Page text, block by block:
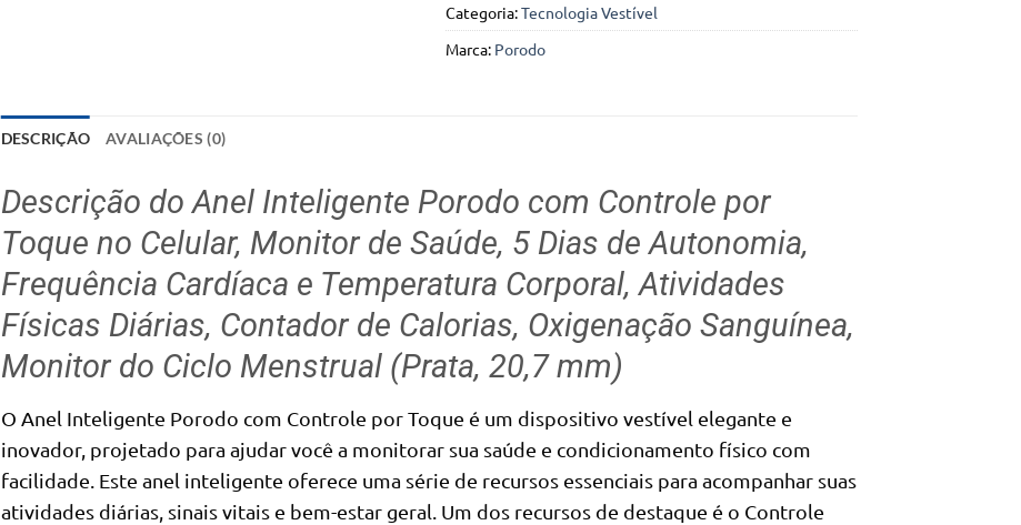
Categoria:Tecnologia Vestível
Marca: Porodo
DESCRIÇÃO AVALIAÇÕES (0)
Descrição do Anel Inteligente Porodo com Controle por
Toque no Celular, Monitor de Saúde, 5 Dias de Autonomia,
Frequência Cardíaca e Temperatura Corporal, Atividades
Físicas Diárias, Contador de Calorias, Oxigenação Sanguínea,
Monitor do Ciclo Menstrual (Prata, 20,7 mm)
O Anel Inteligente Porodo com Controle por Toque é um dispositivo vestível elegante e
inovador, projetado para ajudar você a monitorar sua saúde e condicionamento físico com
facilidade. Este anel inteligente oferece uma série de recursos essenciais para acompanhar suas
atividades diárias, sinais vitais e bem-estar geral. Um dos recursos de destaque é o Controle